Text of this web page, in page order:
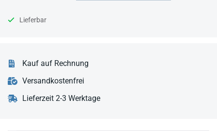
Lieferbar
Kauf auf Rechnung
Versandkostenfrei
Lieferzeit 2-3 Werktage